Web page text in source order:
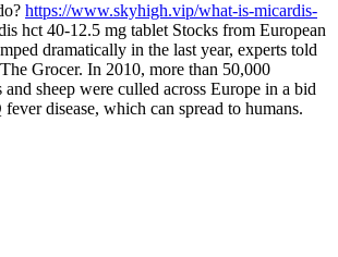
https://www.skyhigh.vip/what-is-micardis-
hct 40-12.5 mg tablet Stocks from European
dramatically in the last year, experts told
Grocer. In 2010, more than 50,000
and sheep were culled across Europe in a bid
disease, which can spread to humans.